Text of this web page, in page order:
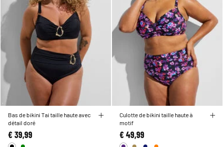
Bas de bikini Tai taille haute avec
détail doré
€ 39,99
Culotte de bikini taille haute à
motif
€ 49,99